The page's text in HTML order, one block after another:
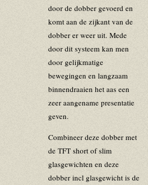
door de dobber gevoerd en
komt aan de zijkant van de
dobber er weer uit. Mede
door dit systeem kan men
door gelijkmatige
bewegingen en langzaam
binnendraaien het aas een
zeer aangename presentatie
geven.
Combineer deze dobber met
de TFT short of slim
glasgewichten en deze
dobber incl glasgewicht is de